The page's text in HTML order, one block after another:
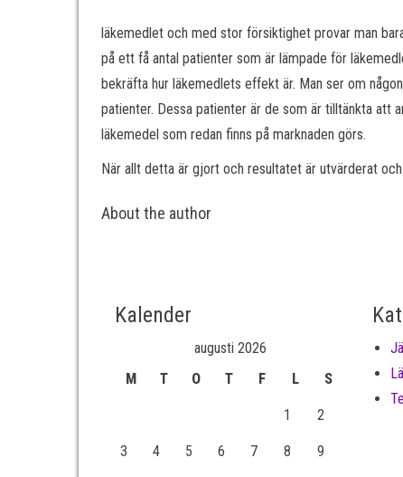
läkemedlet och med stor försiktighet provar man
på ett få antal patienter som är lämpade för
bekräfta hur läkemedlets effekt är. Man ser om
patienter. Dessa patienter är de som är tilltänkta att
läkemedel som redan finns på marknaden görs.
När allt detta är gjort och resultatet är utvärderat
About the author
Kalender
augusti 2026
M
T O T F L S
1 2
3 4 5 6 7 8 9